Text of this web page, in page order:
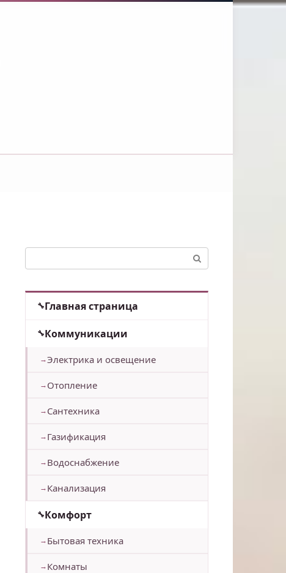
Главная страница
Коммуникации
Электрика и освещение
Отопление
Сантехника
Газификация
Водоснабжение
Канализация
Комфорт
Бытовая техника
Комнаты